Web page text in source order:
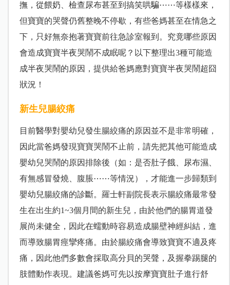
撫，從餵奶、檢查尿布甚至到搞笑哄騙⋯⋯等樣樣來，
但寶寶的哭聲仍舊整晚不停歇，有些爸媽甚至在情急之
下，只好無奈抱著寶寶前往急診室報到。究竟哪些原因
會造成寶寶半夜哭鬧不成眠呢？以下整理出3種可能造
成半夜哭鬧的原因，提供給爸媽應對寶寶半夜哭鬧超囧
狀況！
新生兒腸絞痛
目前醫學對嬰幼兒發生腸絞痛的原因並不是非常明確，
因此當爸媽發現寶寶哭鬧不止前，請先把其他可能造成
嬰幼兒哭鬧的原因排除後（如：是否肚子餓、尿布濕、
有無感冒發燒、腹脹⋯⋯等情況），才能進一步歸類到
嬰幼兒腸絞痛的診斷。羅士軒副院長表示腸絞痛最常發
生在出生約1~3個月間的新生兒，由於他們的腸胃道發
展尚未健全，因此在蠕動時容易造成腸壁神經糾結，進
而導致腸胃痙攣疼痛。由於腸絞痛會導致寶寶不適及疼
痛，因此他們多數會採取高分貝的哭聲，及握拳踢腿的
肢體動作表現。建議爸媽可先以按摩寶寶肚子進行舒